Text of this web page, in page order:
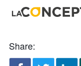
Share: